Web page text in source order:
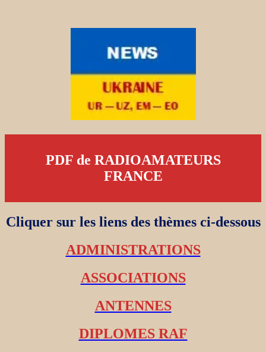
PDF de RADIOAMATEURS
FRANCE
Cliquer sur les liens des thèmes ci-dessous
ADMINISTRATIONS
ASSOCIATIONS
ANTENNES
DIPLOMES RAF